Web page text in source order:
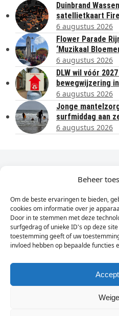
Beheer
Om de beste ervaringen te bieden,
cookies om informatie over je
Door in te stemmen met deze
surfgedrag of unieke ID's op deze
toestemming geeft of uw
invloed hebben op bepaalde functies
Duinbrand
satellietkaart
6 augustus 2026
Flower Parade
‘Muzikaal
6 augustus 2026
DLW wil vóór
bewegwijzering
6 augustus 2026
Jonge
surfmiddag aan
6 augustus 2026
Dagelijks het
Vul
hier
je
e-
mailadres
in
Sign